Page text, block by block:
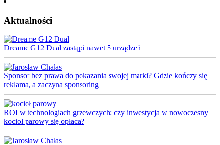
Aktualności
Dreame G12 Dual zastąpi nawet 5 urządzeń
Sponsor bez prawa do pokazania swojej marki? Gdzie kończy się
reklama, a zaczyna sponsoring
ROI w technologiach grzewczych: czy inwestycja w nowoczesny
kocioł parowy się opłaca?